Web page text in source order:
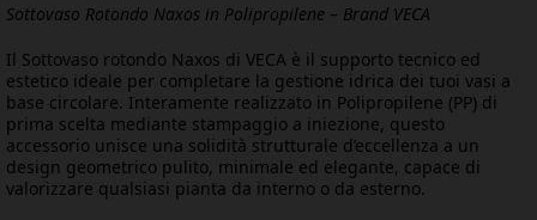
Sottovaso Rotondo Naxos in Polipropilene – Brand VECA
Il Sottovaso rotondo Naxos di VECA è il supporto tecnico ed
estetico ideale per completare la gestione idrica dei tuoi vasi a
base circolare. Interamente realizzato in Polipropilene (PP) di
prima scelta mediante stampaggio a iniezione, questo
accessorio unisce una solidità strutturale d’eccellenza a un
design geometrico pulito, minimale ed elegante, capace di
valorizzare qualsiasi pianta da interno o da esterno.